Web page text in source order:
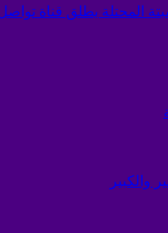
المحتلة يطلق قناة
والكبير